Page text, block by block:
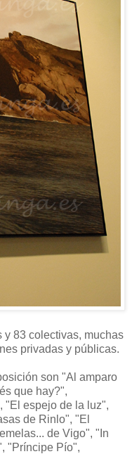
83 colectivas, muchas
privadas y públicas.
son "Al amparo
que hay?",
"El espejo de la luz",
de Rinlo", "El
de Vigo", "In
"Príncipe Pío",